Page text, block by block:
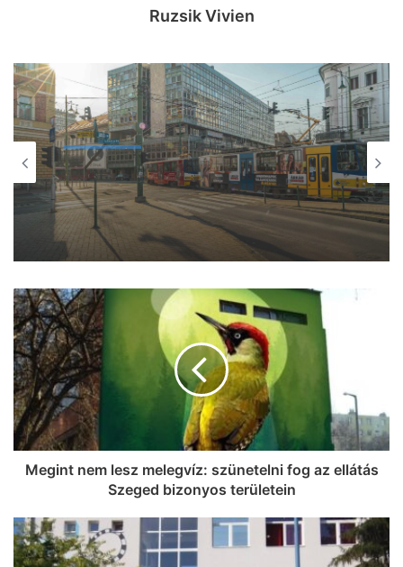
Ruzsik Vivien
MINDENMÁS
2026, augusztus 10. 15:00
„Sajnos eljutottunk 2026-ban oda,
hogy a vadászt 2 dolog miatt utálják:
mert lelövi a vadat, és mert nem lövi le a
vadat” – interjú Hevér Zsolttal, a Szeged
környéki vadászok helyzetéről
Megint nem lesz melegvíz: szünetelni fog az ellátás
Szeged bizonyos területein